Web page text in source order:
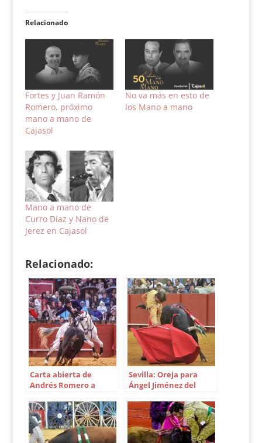
Relacionado
Fortes y Juan Ramón
Romero, próximo
mano a mano de
Cajasol
No va más en esto de
los Mano a mano
Mano a mano de
Curro Díaz y Nano de
Jerez en Cajasol
Relacionado:
Carta abierta de
Andrés Romero a
Sevilla: Oreja para
Ángel Jiménez del